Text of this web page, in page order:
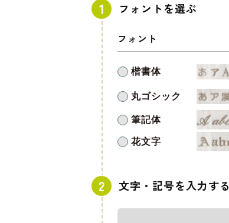
フォントを選ぶ
フォント
楷書体
丸ゴシック
筆記体
花文字
文字・記号を入力する